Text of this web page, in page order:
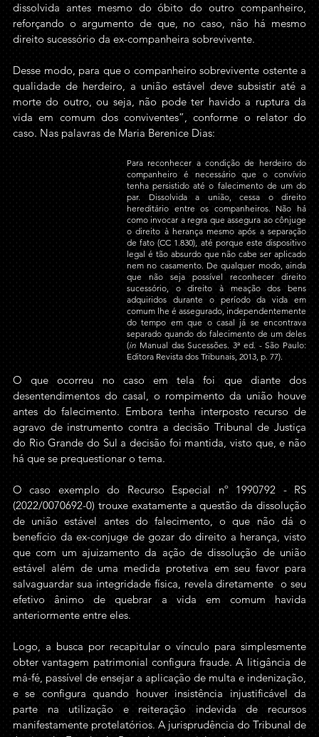
dissolvida antes mesmo do óbito do outro companheiro,
reforçando o argumento de que, no caso, não há mesmo
direito sucessório da ex-companheira sobrevivente.
Desse modo, para que o companheiro sobrevivente ostente a
qualidade de herdeiro, a união estável deve subsistir até a
morte do outro, ou seja, não pode ter havido a ruptura da
vida em comum dos conviventes”, conforme o relator do
caso. Nas palavras de Maria Berenice Dias:
Para reconhecer a condição de herdeiro do
companheiro é necessário que o convívio
tenha persistido até o falecimento de um do
par. Dissolvida a união, cessa o direito
hereditário entre os companheiros. Não há
como invocar a regra que assegura ao cônjuge
o direito à herança mesmo após a separação
de fato (CC 1.830), até porque este dispositivo
legal é tão absurdo que não cabe ser aplicado
nem no casamento. De qualquer modo, ainda
que não seja possível reconhecer direito
sucessório, o direito à meação dos bens
adquiridos durante o período da vida em
comum lhe é assegurado, independentemente
do tempo em que o casal já se encontrava
separado quando do falecimento de um deles
(in Manual das Sucessões. 3ª ed. - São Paulo:
Editora Revista dos Tribunais, 2013, p. 77).
O que ocorreu no caso em tela foi que diante dos
desentendimentos do casal, o rompimento da união houve
antes do falecimento. Embora tenha interposto recurso de
agravo de instrumento contra a decisão Tribunal de Justiça
do Rio Grande do Sul a decisão foi mantida, visto que, e não
há que se prequestionar o tema.
O caso exemplo do Recurso Especial nº 1990792 - RS
(2022/0070692-0) trouxe exatamente a questão da dissolução
de união estável antes do falecimento, o que não dá o
benefício da ex-conjuge de gozar do direito a herança, visto
que com um ajuizamento da ação de dissolução de união
estável além de uma medida protetiva em seu favor para
salvaguardar sua integridade física, revela diretamente  o seu
efetivo ânimo de quebrar a vida em comum havida
anteriormente entre eles.
Logo, a busca por recapitular o vínculo para simplesmente
obter vantagem patrimonial configura fraude. A litigância de
má-fé, passível de ensejar a aplicação de multa e indenização,
e se configura quando houver insistência injustificável da
parte na utilização e reiteração indevida de recursos
manifestamente protelatórios. A jurisprudência do Tribunal de